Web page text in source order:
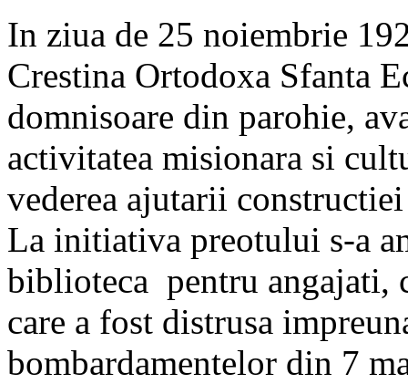
In ziua de 25 noiembrie
Crestina Ortodoxa Sfanta
domnisoare din parohie,
activitatea misionara si
vederea ajutarii
La initiativa preotului s-a
biblioteca pentru angajati,
care a fost distrusa
bombardamentelor din 7